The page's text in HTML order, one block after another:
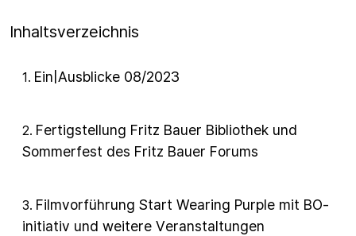
Inhaltsverzeichnis
1. Ein|Ausblicke 08/2023
2. Fertigstellung Fritz Bauer Bibliothek und
Sommerfest des Fritz Bauer Forums
3. Filmvorführung Start Wearing Purple mit BO-
initiativ und weitere Veranstaltungen